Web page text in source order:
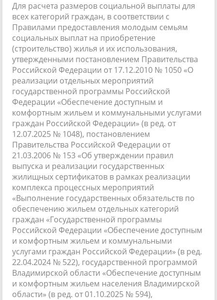
Для расчета размеров социальной выплаты для
всех категорий граждан, в соответствии с
Правилами предоставления молодым семьям
социальных выплат на приобретение
(строительство) жилья и их использования,
утвержденными постановлением Правительства
Российской Федерации от 17.12.2010 № 1050 «О
реализации отдельных мероприятий
государственной программы Российской
Федерации «Обеспечение доступным и
комфортным жильем и коммунальными услугами
граждан Российской Федерации» (в ред. от
12.07.2025 № 1048), постановлением
Правительства Российской Федерации от
21.03.2006 № 153 «Об утверждении правил
выпуска и реализации государственных
жилищных сертификатов в рамках реализации
комплекса процессных мероприятий
«Выполнение государственных обязательств по
обеспечению жильем отдельных категорий
граждан «Государственной программы
Российской Федерации «Обеспечение доступным
и комфортным жильем и коммунальными
услугами граждан Российской Федерации» (в ред.
22.04.2024 № 522), государственной программой
Владимирской области «Обеспечение доступным
и комфортным жильем населения Владимирской
области» (в ред. от 01.10.2025 № 594),